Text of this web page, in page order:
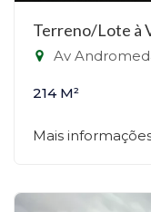
Terreno/Lote à
Av
214 M²
Mais